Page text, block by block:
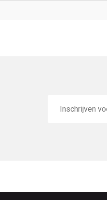
mailadres